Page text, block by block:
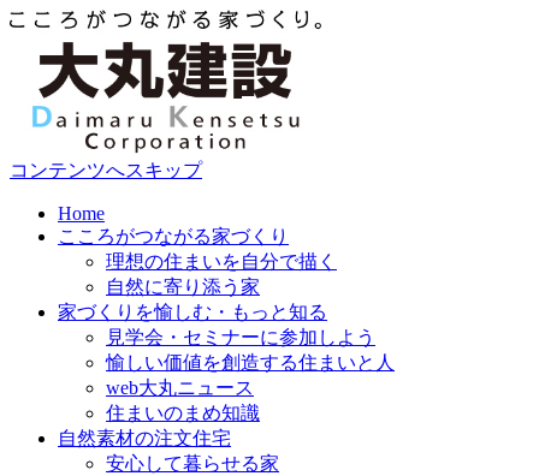
コンテンツへスキップ
Home
こころがつながる家づくり
理想の住まいを自分で描く
自然に寄り添う家
家づくりを愉しむ・もっと知る
見学会・セミナーに参加しよう
愉しい価値を創造する住まいと人
web大丸ニュース
住まいのまめ知識
自然素材の注文住宅
安心して暮らせる家